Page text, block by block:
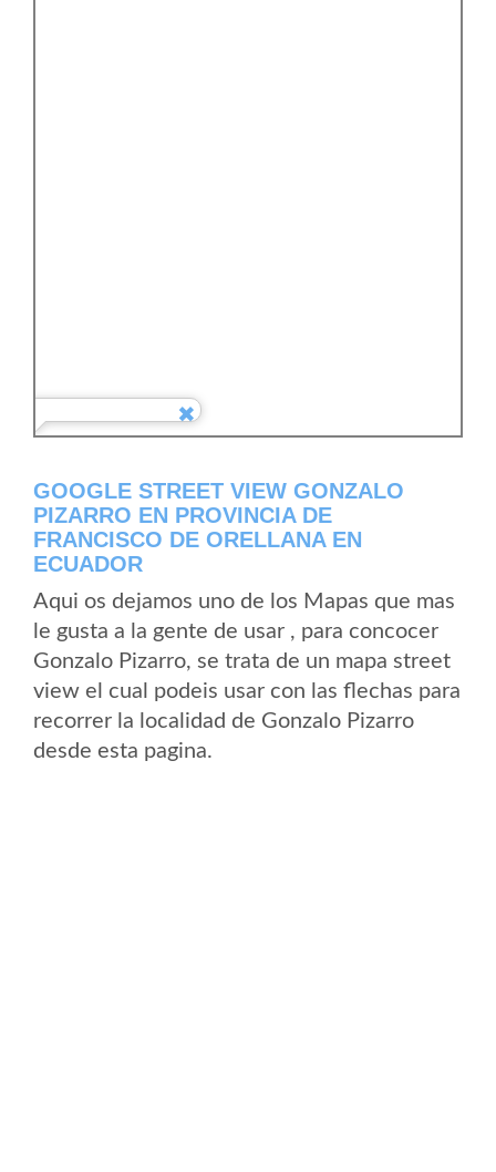
GOOGLE STREET VIEW GONZALO
PIZARRO EN PROVINCIA DE
FRANCISCO DE ORELLANA EN
ECUADOR
Aqui os dejamos uno de los Mapas que mas
le gusta a la gente de usar , para concocer
Gonzalo Pizarro, se trata de un mapa street
view el cual podeis usar con las flechas para
recorrer la localidad de Gonzalo Pizarro
desde esta pagina.